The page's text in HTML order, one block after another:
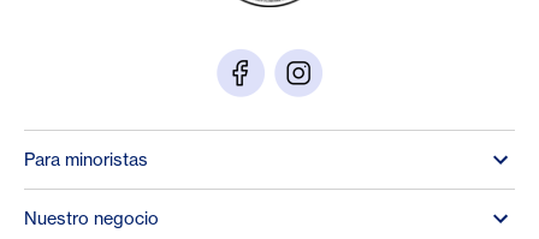
Para minoristas
Nuestro negocio